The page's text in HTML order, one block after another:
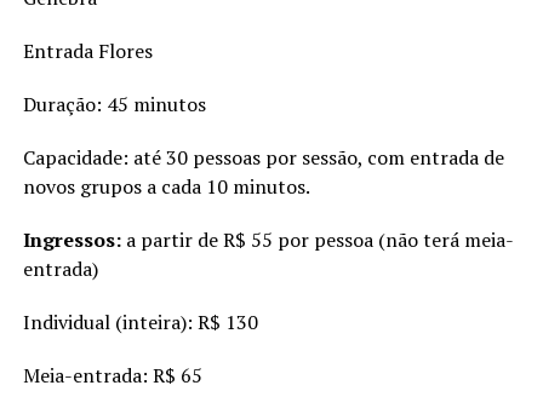
Entrada Flores
Duração: 45 minutos
Capacidade: até 30 pessoas por sessão, com entrada de
novos grupos a cada 10 minutos.
Ingressos: a partir de R$ 55 por pessoa (não terá meia-
entrada)
Individual (inteira): R$ 130
Meia-entrada: R$ 65